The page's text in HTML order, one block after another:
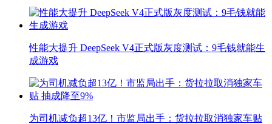
性能大提升 DeepSeek V4正式版灰度测试：9毛钱就能生
成游戏
为司机减负超13亿！市监局出手：货拉拉取消独家车贴